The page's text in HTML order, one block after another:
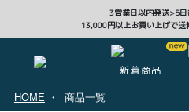
3営業日以内発送>5
13,000円以上お買い上げで送
新着商品
HOME 商品一覧